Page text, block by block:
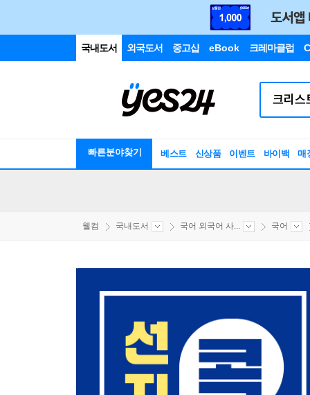
국내도서 외국도서 중고샵 eBook 크레마클럽
빠른분야찾기 베스트 신상품 이벤트 바이백 매
웰컴 국내도서 국어 외국어 사... 국어